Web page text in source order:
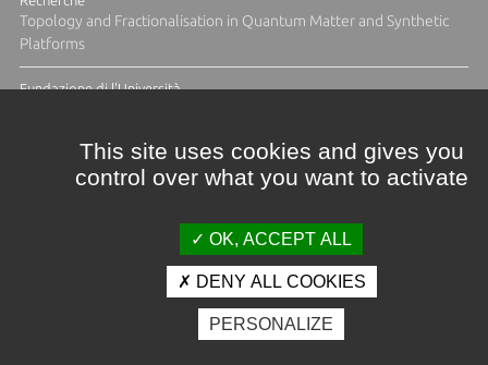
Topology and Fractionalisation in Quantum Matter and Synthetic
Platforms
Fundazione di l'Università
Crédits et mentions légales
Espace presse
Photothèque
This site uses cookies and gives you
control over what you want to activate
OK, ACCEPT ALL
DENY ALL COOKIES
PERSONALIZE